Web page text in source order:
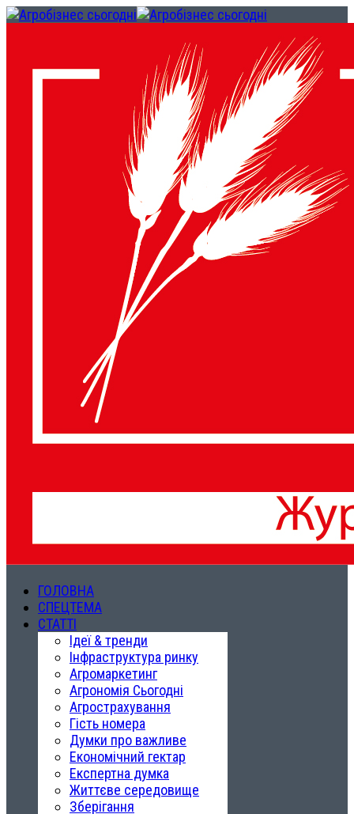
ГОЛОВНА
СПЕЦТЕМА
СТАТТІ
Ідеї & тренди
Інфраструктура ринку
Агромаркетинг
Агрономія Сьогодні
Агрострахування
Гість номера
Думки про важливе
Економічний гектар
Експертна думка
Життєве середовище
Зберігання